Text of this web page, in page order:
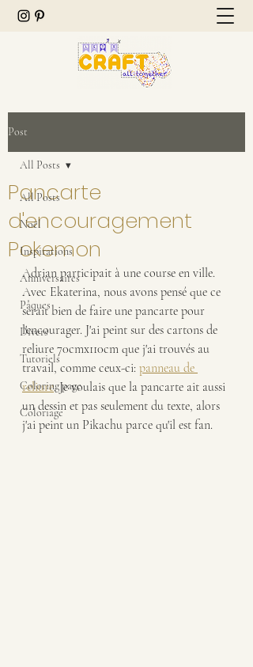
Post
All Posts
Noël
Inspirations
Anniversaires
Pâques
Divers
Tutoriels
Coloring page
Coloriage
All Posts
Pancarte
d'encouragement
Pokemon
Adrian participait à une course en ville.
Avec Ekaterina, nous avons pensé que ce
serait bien de faire une pancarte pour
l'encourager. J'ai peint sur des cartons de
reliure 70cmx110cm que j'ai trouvés au
travail, comme ceux-ci: panneau de
reliure. Je voulais que la pancarte ait aussi
un dessin et pas seulement du texte, alors
j'ai peint un Pikachu parce qu'il est fan.